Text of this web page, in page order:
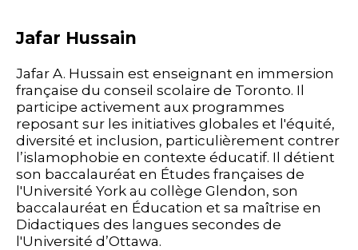
Jafar Hussain
Jafar A. Hussain est enseignant en immersion
française du conseil scolaire de Toronto. Il
participe activement aux programmes
reposant sur les initiatives globales et l'équité,
diversité et inclusion, particulièrement contrer
l’islamophobie en contexte éducatif. Il détient
son baccalauréat en Études françaises de
l'Université York au collège Glendon, son
baccalauréat en Éducation et sa maîtrise en
Didactiques des langues secondes de
l'Université d’Ottawa.